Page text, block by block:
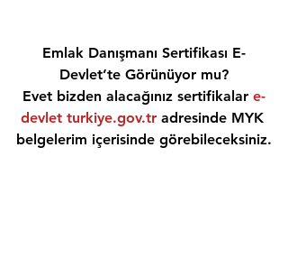
Emlak Danışmanı Sertifikası E-
Devlet’te Görünüyor mu?
Evet bizden alacağınız sertifikalar e-
devlet turkiye.gov.tr adresinde MYK
belgelerim içerisinde görebileceksiniz.